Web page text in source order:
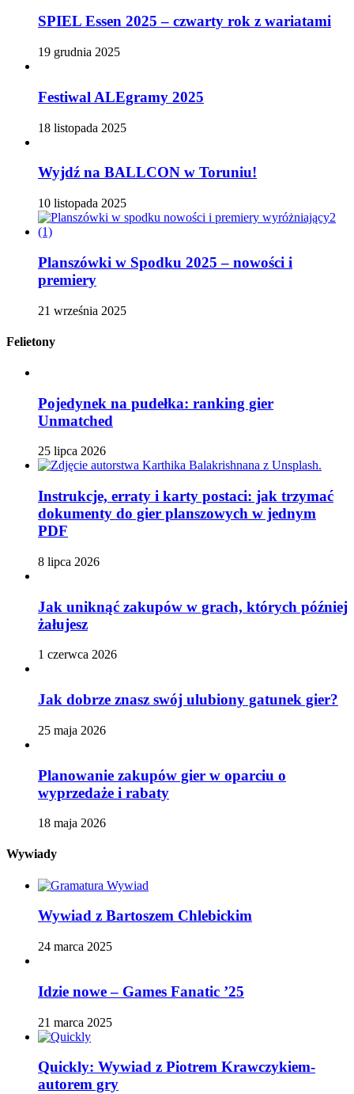
SPIEL Essen 2025 – czwarty rok z wariatami
19 grudnia 2025
Festiwal ALEgramy 2025
18 listopada 2025
Wyjdź na BALLCON w Toruniu!
10 listopada 2025
Planszówki w Spodku 2025 – nowości i
premiery
21 września 2025
Felietony
Pojedynek na pudełka: ranking gier
Unmatched
25 lipca 2026
Instrukcje, erraty i karty postaci: jak trzymać
dokumenty do gier planszowych w jednym
PDF
8 lipca 2026
Jak uniknąć zakupów w grach, których później
żałujesz
1 czerwca 2026
Jak dobrze znasz swój ulubiony gatunek gier?
25 maja 2026
Planowanie zakupów gier w oparciu o
wyprzedaże i rabaty
18 maja 2026
Wywiady
Wywiad z Bartoszem Chlebickim
24 marca 2025
Idzie nowe – Games Fanatic ’25
21 marca 2025
Quickly: Wywiad z Piotrem Krawczykiem-
autorem gry